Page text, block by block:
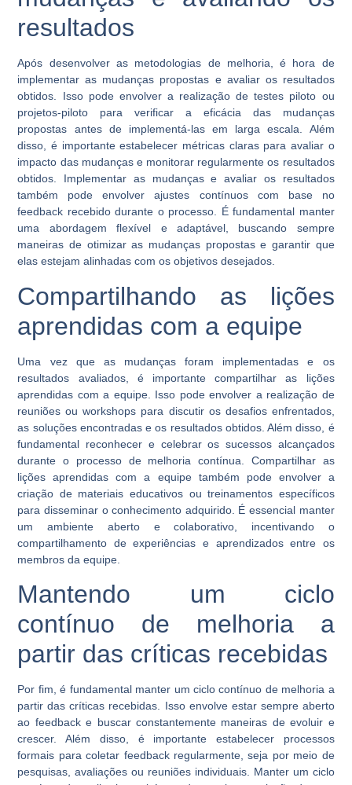
resultados
Após desenvolver as metodologias de melhoria, é hora de
implementar as mudanças propostas e avaliar os resultados
obtidos. Isso pode envolver a realização de testes piloto ou
projetos-piloto para verificar a eficácia das mudanças
propostas antes de implementá-las em larga escala. Além
disso, é importante estabelecer métricas claras para avaliar o
impacto das mudanças e monitorar regularmente os resultados
obtidos. Implementar as mudanças e avaliar os resultados
também pode envolver ajustes contínuos com base no
feedback recebido durante o processo. É fundamental manter
uma abordagem flexível e adaptável, buscando sempre
maneiras de otimizar as mudanças propostas e garantir que
elas estejam alinhadas com os objetivos desejados.
Compartilhando as lições
aprendidas com a equipe
Uma vez que as mudanças foram implementadas e os
resultados avaliados, é importante compartilhar as lições
aprendidas com a equipe. Isso pode envolver a realização de
reuniões ou workshops para discutir os desafios enfrentados,
as soluções encontradas e os resultados obtidos. Além disso, é
fundamental reconhecer e celebrar os sucessos alcançados
durante o processo de melhoria contínua. Compartilhar as
lições aprendidas com a equipe também pode envolver a
criação de materiais educativos ou treinamentos específicos
para disseminar o conhecimento adquirido. É essencial manter
um ambiente aberto e colaborativo, incentivando o
compartilhamento de experiências e aprendizados entre os
membros da equipe.
Mantendo um ciclo
contínuo de melhoria a
partir das críticas recebidas
Por fim, é fundamental manter um ciclo contínuo de melhoria a
partir das críticas recebidas. Isso envolve estar sempre aberto
ao feedback e buscar constantemente maneiras de evoluir e
crescer. Além disso, é importante estabelecer processos
formais para coletar feedback regularmente, seja por meio de
pesquisas, avaliações ou reuniões individuais. Manter um ciclo